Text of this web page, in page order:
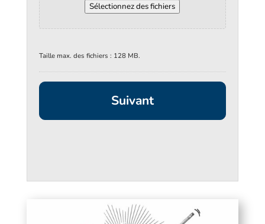
Sélectionnez des fichiers
Taille max. des fichiers : 128 MB.